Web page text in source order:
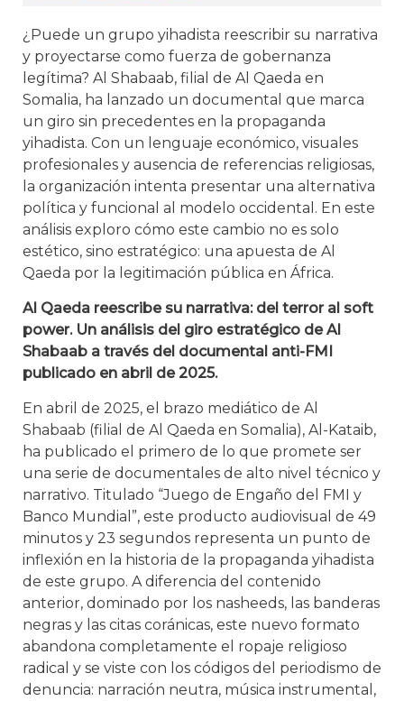
¿Puede un grupo yihadista reescribir su narrativa
y proyectarse como fuerza de gobernanza
legítima? Al Shabaab, filial de Al Qaeda en
Somalia, ha lanzado un documental que marca
un giro sin precedentes en la propaganda
yihadista. Con un lenguaje económico, visuales
profesionales y ausencia de referencias religiosas,
la organización intenta presentar una alternativa
política y funcional al modelo occidental. En este
análisis exploro cómo este cambio no es solo
estético, sino estratégico: una apuesta de Al
Qaeda por la legitimación pública en África.
Al Qaeda reescribe su narrativa: del terror al soft
power. Un análisis del giro estratégico de Al
Shabaab a través del documental anti-FMI
publicado en abril de 2025.
En abril de 2025, el brazo mediático de Al
Shabaab (filial de Al Qaeda en Somalia), Al-Kataib,
ha publicado el primero de lo que promete ser
una serie de documentales de alto nivel técnico y
narrativo. Titulado “Juego de Engaño del FMI y
Banco Mundial”, este producto audiovisual de 49
minutos y 23 segundos representa un punto de
inflexión en la historia de la propaganda yihadista
de este grupo. A diferencia del contenido
anterior, dominado por los nasheeds, las banderas
negras y las citas coránicas, este nuevo formato
abandona completamente el ropaje religioso
radical y se viste con los códigos del periodismo de
denuncia: narración neutra, música instrumental,